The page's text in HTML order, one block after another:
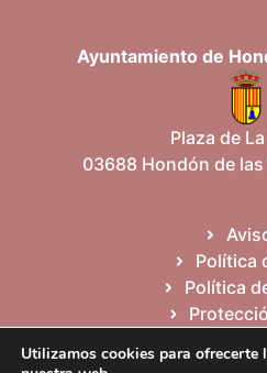
Ayuntamiento de
Plaza de
03688 Hondón de
Política
Política
Utilizamos cookies para ofrecerte